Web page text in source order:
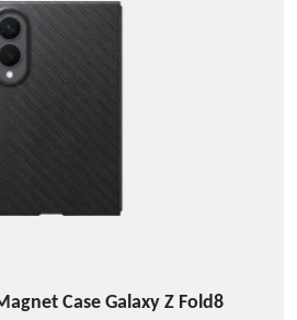
Case Galaxy Z Fold8